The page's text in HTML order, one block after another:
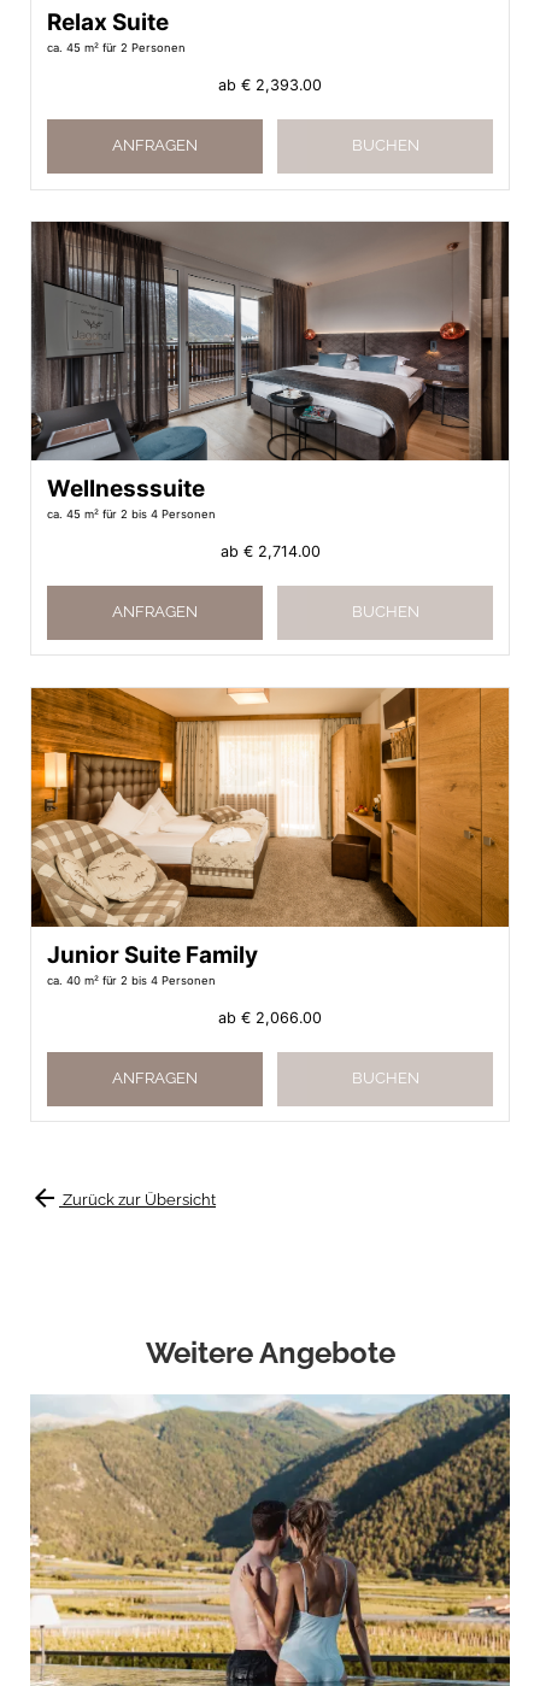
Relax Suite
ca. 45 m² für 2 Personen
ab € 2,393.00
ANFRAGEN BUCHEN
Wellnesssuite
ca. 45 m² für 2 bis 4 Personen
ab € 2,714.00
ANFRAGEN BUCHEN
Junior Suite Family
ca. 40 m² für 2 bis 4 Personen
ab € 2,066.00
ANFRAGEN BUCHEN
arrow_back Zurück zur Übersicht
Weitere Angebote